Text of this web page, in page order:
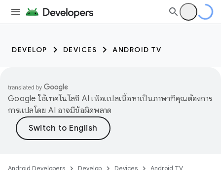
DEVELOP DEVICES ANDROID TV
Google ใช้เทคโนโลยี AI เพื่อแปลเนื้อหาเป็นภาษาที่คุณต้องการ
การแปลโดย AI อาจมีข้อผิดพลาด
Android Developers Develop Devices Android TV